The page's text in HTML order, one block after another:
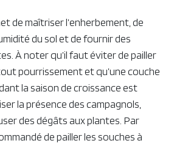
vivaces entrent en
pour l'eau et les nutriments, il
ces premières en dehors des
de maîtriser l’enherbement, de